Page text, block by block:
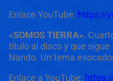
Enlace YouTube: https://
«SOMOS TIERRA».
título al disco y que
Nando. Un tema
Enlace a YouTube: